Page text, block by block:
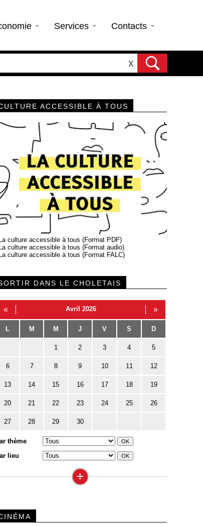
Services Contacts
X
ACCESSIBLE À TOUS
La culture accessible à tous (Format PDF)
La culture accessible à tous (Format audio)
La culture accessible à tous (Format FALC)
DANS LE CHOLETAIS
« Avril 2026 »
L M M J V S D
1 2 3 4 5
6 7 8 9 10 11 12
13 14 15 16 17 18 19
20 21 22 23 24 25 26
27 28 29 30
thème
lieu
+